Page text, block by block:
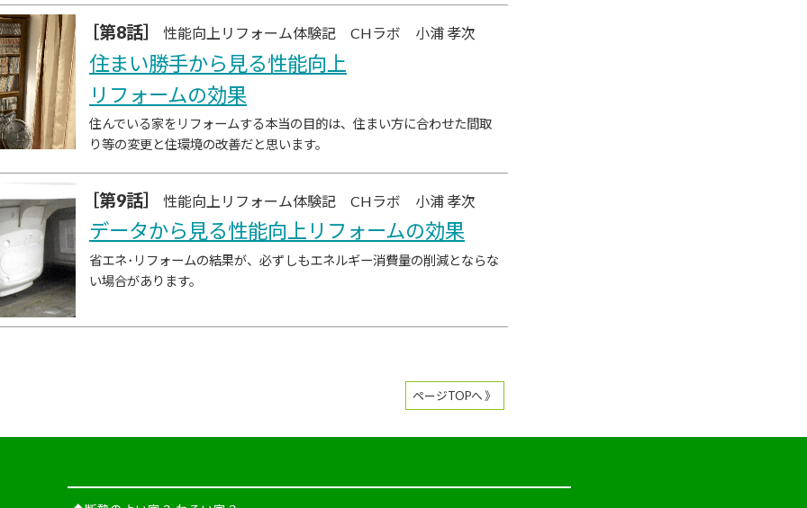
［第8話］ 性能向上リフォーム体験記 CHラボ 小浦 孝次
住まい勝手から見る性能向上
リフォームの効果
住んでいる家をリフォームする本当の目的は、住まい方に合わせた間取
り等の変更と住環境の改善だと思います。
［第9話］ 性能向上リフォーム体験記 CHラボ 小浦 孝次
データから見る性能向上リフォームの効果
省エネ･リフォームの結果が、必ずしもエネルギー消費量の削減とならな
い場合があります。
ページTOPへ 》